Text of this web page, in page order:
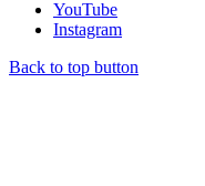
YouTube
Instagram
Back to top button